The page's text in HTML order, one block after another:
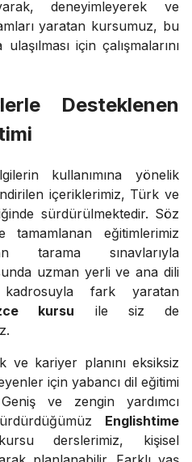
deneyimleyerek ve
yaratan kursumuz, bu
için çalışmalarını
Desteklenen
kullanımına yönelik
içeriklerimiz, Türk ve
sürdürülmektedir. Söz
tamamlanan eğitimlerimiz
tarama sınavlarıyla
uzman yerli ve ana dili
fark yaratan
kursu ile siz de
ve kariyer planını eksiksiz
için yabancı dil eğitimi
ve zengin yardımcı
Englishtime
derslerimiz, kişisel